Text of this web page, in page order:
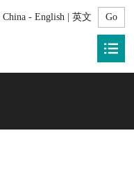
China - English | 英文